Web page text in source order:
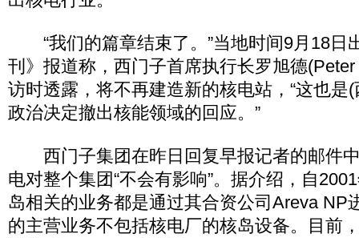
“我们的篇章结束了。”当地时间9月18日
刊》报道称，西门子首席执行长罗旭德
访时透露，将不再建造新的核电站，“这也是
政治决定撤出核能领域的回应。”
西门子集团在昨日回复早报记者的邮件
电对整个集团“不会有影响”。据介绍，自
岛相关的业务都是通过其合资公司Areva NP
的主营业务不包括核电厂的核岛设备。目前